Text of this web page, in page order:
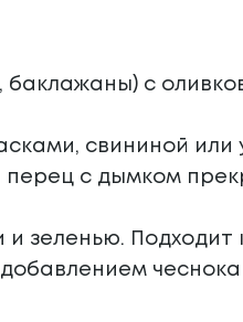
баклажаны) с
свининой или
с дымком
зеленью. Подходит